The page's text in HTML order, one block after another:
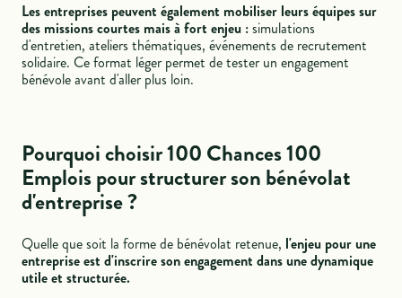
Les entreprises peuvent également mobiliser leurs équipes sur
des missions courtes mais à fort enjeu :simulations
d'entretien, ateliers thématiques, événements de recrutement
solidaire. Ce format léger permet de tester un engagement
bénévole avant d'aller plus loin.
Pourquoi choisir 100 Chances 100
Emplois pour structurer son bénévolat
d'entreprise ?
Quelle que soit la forme de bénévolat retenue, l'enjeu pour une
entreprise est d'inscrire son engagement dans une dynamique
utile et structurée.